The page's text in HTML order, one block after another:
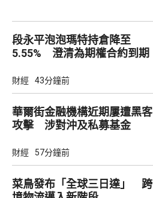
段永平泡泡瑪特持倉降至
5.55% 澄清為期權合約到期
財經 43分鐘前
華爾街金融機構近期屢遭黑客
攻擊 涉對沖及私募基金
財經 57分鐘前
菜鳥發布「全球三日達」 跨